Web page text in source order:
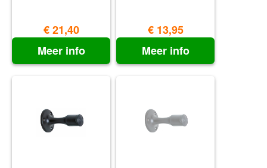
€ 21,40
Meer info
€ 13,95
Meer info